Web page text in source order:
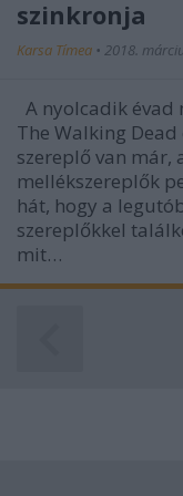
szinkronja
Karsa Tímea • 2018.
A nyolcadik évad
The Walking
szereplő van már,
mellékszereplők
hát, hogy a
szereplőkkel
mit…